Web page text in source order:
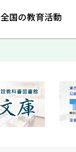
全国の教育活動